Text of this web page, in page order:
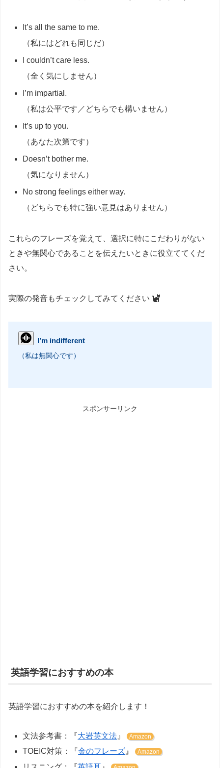
It’s all the same to me.
（私にはどれも同じだ）
I couldn’t care less.
（全く気にしません）
I’m impartial.
（私は公平です／どちらでも構いません）
It’s up to you.
（あなた次第です）
Doesn’t bother me.
（気になりません）
No strong feelings either way.
（どちらでも特に強い意見はありません）
これらのフレーズを覚えて、選択に特にこだわりがない
ときや無関心であることを伝えたいときに役立ててくだ
さい。
実際の発音もチェックしてみてください
I’m indifferent
（私は無関心です）
スポンサーリンク
英語学習におすすめの本
英語学習におすすめの本を紹介します！
文法参考書：『大岩英文法 』 Amazon
TOEIC対策：『金のフレーズ』 Amazon